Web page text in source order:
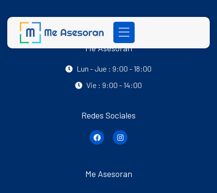
Me Asesoran
Lun - Jue : 9:00 - 18:00
Vie : 9:00 - 14:00
Redes Sociales
Me Asesoran